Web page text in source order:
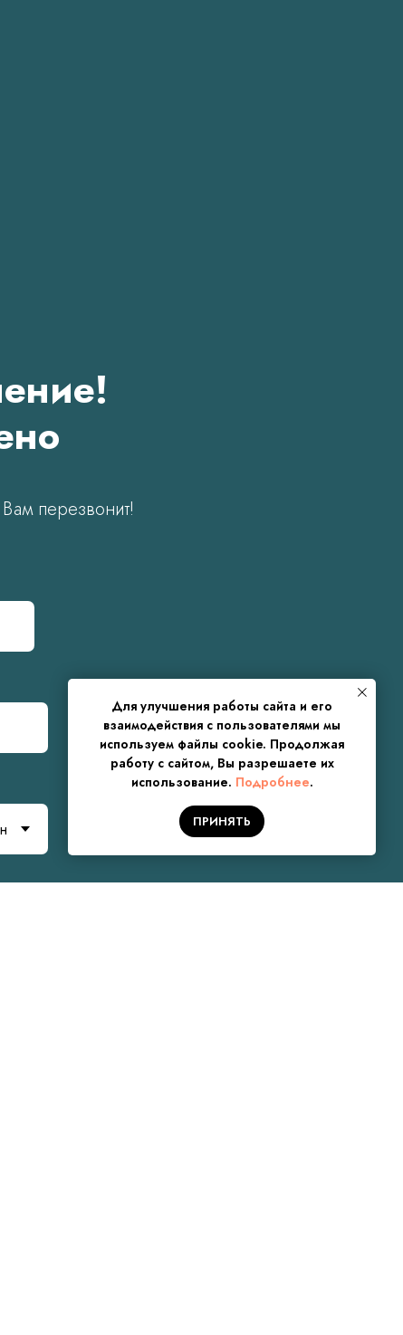
перезвонит!
Для улучшения работы сайта и его
взаимодействия с пользователями мы
используем файлы cookie. Продолжая
работу с сайтом, Вы разрешаете их
использование. Подробнее.
ПРИНЯТЬ